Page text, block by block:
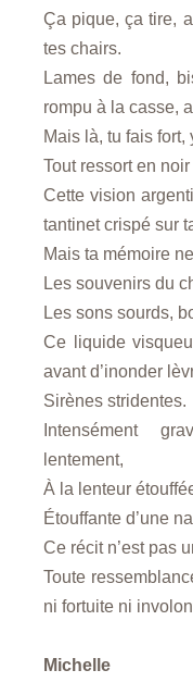
Ça pique, ça tire,
tes chairs.
Lames de fond,
rompu à la casse,
Mais là, tu fais fort,
Tout ressort en
Cette vision
tantinet crispé sur
Mais ta mémoire
Les souvenirs du
Les sons sourds,
Ce liquide
avant d’inonder
Sirènes stridentes.
Intensément
lentement,
À la lenteur
Étouffante d’une
Ce récit n’est pas
Toute
ni fortuite ni
Michelle